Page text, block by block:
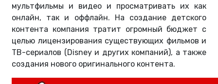
мультфильмы и видео и просматривать их как
онлайн, так и оффлайн. На создание детского
контента компания тратит огромный бюджет с
целью лицензирования существующих фильмов и
ТВ-сериалов (Disney и других компаний), а также
создания нового оригинального контента.